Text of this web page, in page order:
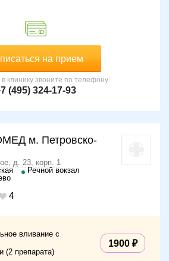
на прием
клинику звоните по телефону:
(495) 324-17-93
м. Петровско-
д. 23, корп. 1
Речной вокзал
4
вливание с
(2 препарата)
1900